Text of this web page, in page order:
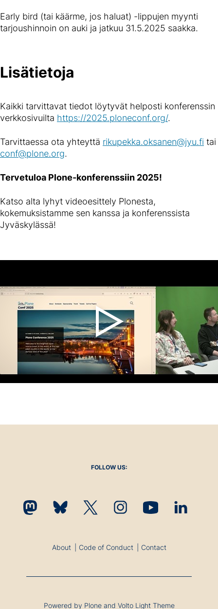
Early bird (tai käärme, jos haluat) -lippujen myynti
tarjoushinnoin on auki ja jatkuu 31.5.2025 saakka.
Lisätietoja
Kaikki tarvittavat tiedot löytyvät helposti konferenssin
verkkosivuilta https://2025.ploneconf.org/.
Tarvittaessa ota yhteyttä rikupekka.oksanen@jyu.fi tai
conf@plone.org.
Tervetuloa Plone-konferenssiin 2025!
Katso alta lyhyt videoesittely Plonesta,
kokemuksistamme sen kanssa ja konferenssista
Jyväskylässä!
FOLLOW US:
About Code of Conduct Contact
Powered by Plone and Volto Light Theme